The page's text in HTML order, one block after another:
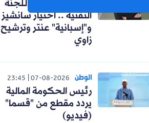
كواليس اجتماع اللجنة
التقنية .. اختيار سانشيز
و"إسبانية" عنتر وترشيح
زاوي
الوطن 07-08-2026
23:45
رئيس الحكومة المالية
يردد مقطع من "قسما"
(فيديو)